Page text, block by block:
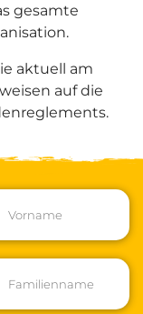
gesamte
aktuell am
auf die